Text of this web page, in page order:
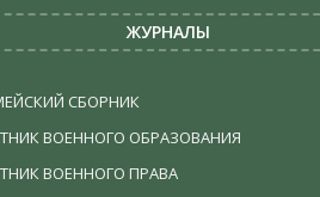
ЖУРНАЛЫ
СБОРНИК
ВОЕННОГО ОБРАЗОВАНИЯ
ВОЕННОГО ПРАВА